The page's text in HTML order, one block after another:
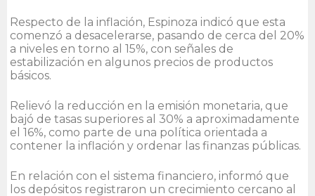
Respecto de la inflación, Espinoza indicó que esta
comenzó a desacelerarse, pasando de cerca del 20%
a niveles en torno al 15%, con señales de
estabilización en algunos precios de productos
básicos.
Relievó la reducción en la emisión monetaria, que
bajó de tasas superiores al 30% a aproximadamente
el 16%, como parte de una política orientada a
contener la inflación y ordenar las finanzas públicas.
En relación con el sistema financiero, informó que
los depósitos registraron un crecimiento cercano al